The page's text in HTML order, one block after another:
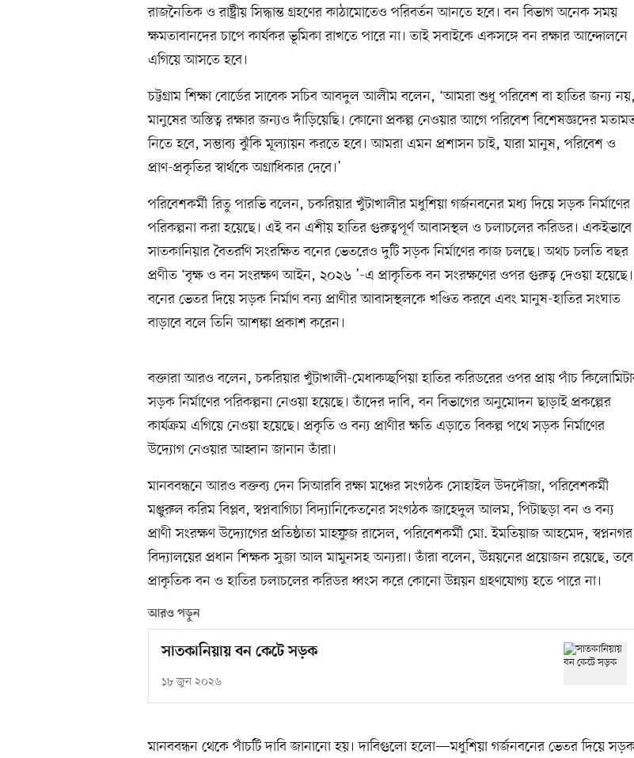
রাজনৈতিক ও রাষ্ট্রীয় সিদ্ধান্ত গ্রহণের কাঠামোতেও পরিবর্তন আনতে হবে। বন বিভাগ অনেক সময়
ক্ষমতাবানদের চাপে কার্যকর ভূমিকা রাখতে পারে না। তাই সবাইকে একসঙ্গে বন রক্ষার আন্দোলনে
এগিয়ে আসতে হবে।
চট্টগ্রাম শিক্ষা বোর্ডের সাবেক সচিব আবদুল আলীম বলেন, ‘আমরা শুধু পরিবেশ বা হাতির জন্য নয়,
মানুষের অস্তিত্ব রক্ষার জন্যও দাঁড়িয়েছি। কোনো প্রকল্প নেওয়ার আগে পরিবেশ বিশেষজ্ঞদের
নিতে হবে, সম্ভাব্য ঝুঁকি মূল্যায়ন করতে হবে। আমরা এমন প্রশাসন চাই, যারা মানুষ, পরিবেশ ও
প্রাণ-প্রকৃতির স্বার্থকে অগ্রাধিকার দেবে।’
পরিবেশকর্মী রিতু পারভি বলেন, চকরিয়ার খুঁটাখালীর মধুশিয়া গর্জনবনের মধ্য দিয়ে সড়ক নির্মাণের
পরিকল্পনা করা হয়েছে। এই বন এশীয় হাতির গুরুত্বপূর্ণ আবাসস্থল ও চলাচলের করিডর। একইভাবে
সাতকানিয়ার বৈতরণি সংরক্ষিত বনের ভেতরেও দুটি সড়ক নির্মাণের কাজ চলছে। অথচ চলতি বছর
প্রণীত ‘বৃক্ষ ও বন সংরক্ষণ আইন, ২০২৬ ’-এ প্রাকৃতিক বন সংরক্ষণের ওপর গুরুত্ব দেওয়া হয়েছে।
বনের ভেতর দিয়ে সড়ক নির্মাণ বন্য প্রাণীর আবাসস্থলকে খণ্ডিত করবে এবং মানুষ-হাতির সংঘাত
বাড়াবে বলে তিনি আশঙ্কা প্রকাশ করেন।
বক্তারা আরও বলেন, চকরিয়ার খুঁটাখালী-মেধাকচ্ছপিয়া হাতির করিডরের ওপর প্রায় পাঁচ
সড়ক নির্মাণের পরিকল্পনা নেওয়া হয়েছে। তাঁদের দাবি, বন বিভাগের অনুমোদন ছাড়াই প্রকল্পের
কার্যক্রম এগিয়ে নেওয়া হয়েছে। প্রকৃতি ও বন্য প্রাণীর ক্ষতি এড়াতে বিকল্প পথে সড়ক নির্মাণের
উদ্যোগ নেওয়ার আহ্বান জানান তাঁরা।
মানববন্ধনে আরও বক্তব্য দেন সিআরবি রক্ষা মঞ্চের সংগঠক সোহাইল উদদৌজা, পরিবেশকর্মী
মঞ্জুরুল করিম বিপ্লব, স্বপ্নবাগিচা বিদ্যানিকেতনের সংগঠক জাহেদুল আলম, পিটাছড়া বন ও বন্য
প্রাণী সংরক্ষণ উদ্যোগের প্রতিষ্ঠাতা মাহফুজ রাসেল, পরিবেশকর্মী মো. ইমতিয়াজ আহমেদ, স্বপ্ননগর
বিদ্যালয়ের প্রধান শিক্ষক সুজা আল মামুনসহ অন্যরা। তাঁরা বলেন, উন্নয়নের প্রয়োজন রয়েছে, তবে
প্রাকৃতিক বন ও হাতির চলাচলের করিডর ধ্বংস করে কোনো উন্নয়ন গ্রহণযোগ্য হতে পারে না।
আরও পড়ুন
সাতকানিয়ায় বন কেটে সড়ক
১৮ জুন ২০২৬
মানববন্ধন থেকে পাঁচটি দাবি জানানো হয়। দাবিগুলো হলো—মধুশিয়া গর্জনবনের ভেতর দিয়ে